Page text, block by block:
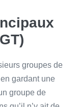
groupes de
gardant une
groupe de